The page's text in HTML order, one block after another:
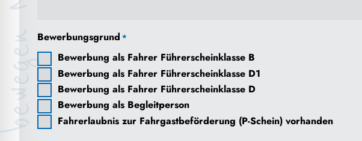
Bewerbungsgrund *
Bewerbung als Fahrer Führerscheinklasse B
Bewerbung als Fahrer Führerscheinklasse D1
Bewerbung als Fahrer Führerscheinklasse D
Bewerbung als Begleitperson
Fahrerlaubnis zur Fahrgastbeförderung (P-Schein) vorhanden